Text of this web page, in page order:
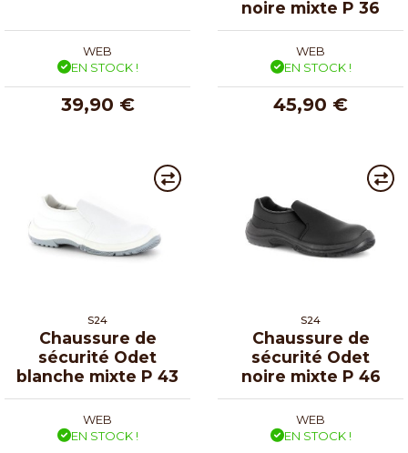
WEB
EN STOCK !
39,90 €
noire mixte P 36
WEB
EN STOCK !
45,90 €
S24
Chaussure de
sécurité Odet
blanche mixte P 43
WEB
EN STOCK !
S24
Chaussure de
sécurité Odet
noire mixte P 46
WEB
EN STOCK !